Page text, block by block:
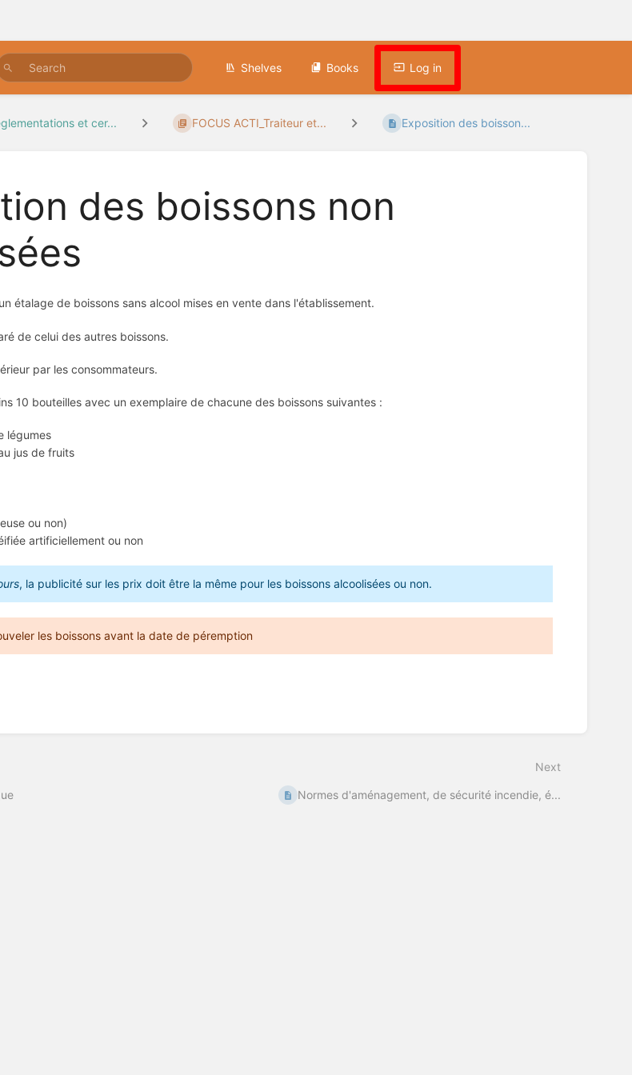
Shelves Books Log in
et cer... FOCUS ACTI_Traiteur et... Exposition des boisson...
des boissons non
étalage de boissons sans alcool mises en vente dans l'établissement.
de celui des autres boissons.
par les consommateurs.
10 bouteilles avec un exemplaire de chacune des boissons suivantes :
légumes
jus de fruits
ou non)
artificiellement ou non
, la publicité sur les prix doit être la même pour les boissons alcoolisées ou non.
les boissons avant la date de péremption
Next
Normes d'aménagement, de sécurité incendie, é...